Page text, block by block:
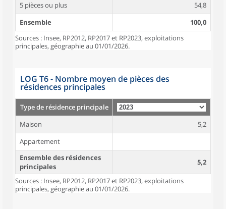
5 pièces ou plus
54,8
Ensemble
100,0
Sources : Insee, RP2012, RP2017 et RP2023, exploitations
principales, géographie au 01/01/2026.
LOG T6 - Nombre moyen de pièces des
résidences principales
Type de résidence principale
Maison
5,2
Appartement
Ensemble des résidences
principales
5,2
Sources : Insee, RP2012, RP2017 et RP2023, exploitations
principales, géographie au 01/01/2026.